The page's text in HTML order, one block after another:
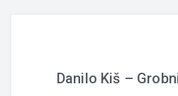
Danilo Kiš –